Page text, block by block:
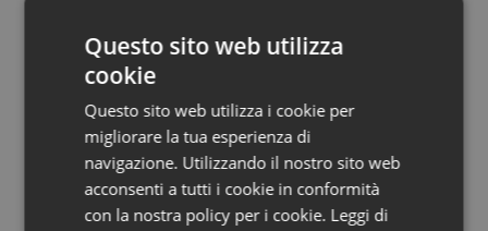
Sicilia
Toscana
Umbria
Neuroscienze & patologie neurodegenerative
Obesità
Oftalmologia
Ultime analisi e review da QS Pro
Gold
Cloud sanitario: infrastrutture,
compliance, GDPR e Risk management
Questo sito web utilizza
cookie
Questo sito web utilizza i cookie per
migliorare la tua esperienza di
navigazione. Utilizzando il nostro sito web
acconsenti a tutti i cookie in conformità
con la nostra policy per i cookie. Leggi di